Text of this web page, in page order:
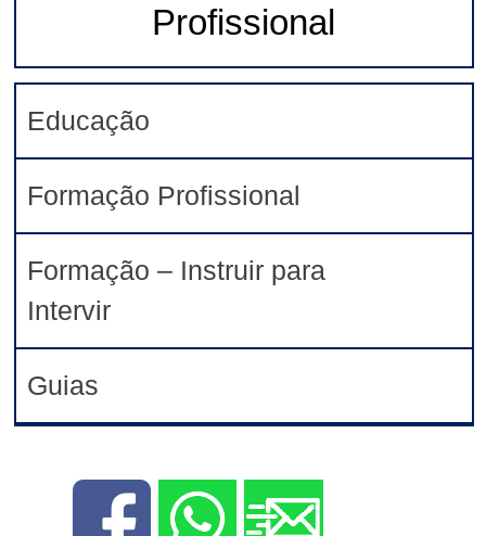
Profissional
Educação
Formação Profissional
Formação – Instruir para
Intervir
Guias